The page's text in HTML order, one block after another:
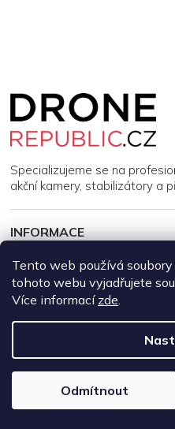
Tento web používá
tohoto webu vyjadřujete
Více informací zde.
Odmítnout
Specializujeme se na
akční kamery, stabilizátory a
INFORMACE
MŮJ ÚČET
Copyright 2026
Upravit